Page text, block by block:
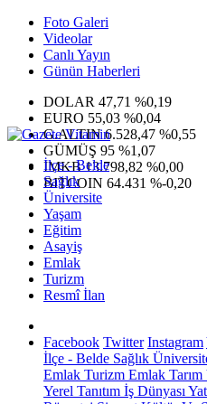
Foto Galeri
Videolar
Canlı Yayın
Günün Haberleri
DOLAR 47,71 %0,19
EURO 55,03 %0,04
G.ALTIN6.528,47 %0,55
GÜMÜŞ 95 %1,07
IMKB13.798,82 %0,00
BITCOIN 64.431 %-0,20
İlçe - Belde
Sağlık
Üniversite
Yaşam
Eğitim
Asayiş
Emlak
Turizm
Resmî İlan
Facebook Twitter Instagram
İlçe - Belde Sağlık
Emlak Turizm Emlak
Yerel Tanıtım İş Dünyası